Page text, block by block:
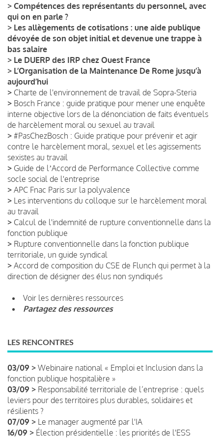
> Compétences des représentants du personnel, avec
qui on en parle ?
> Les allègements de cotisations : une aide publique
dévoyée de son objet initial et devenue une trappe à
bas salaire
> Le DUERP des IRP chez Ouest France
> L’Organisation de la Maintenance De Rome jusqu’à
aujourd’hui
> Charte de l'environnement de travail de Sopra-Steria
> Bosch France : guide pratique pour mener une enquête
interne objective lors de la dénonciation de faits éventuels
de harcèlement moral ou sexuel au travail
> #PasChezBosch : Guide pratique pour prévenir et agir
contre le harcèlement moral, sexuel et les agissements
sexistes au travail
> Guide de lʼAccord de Performance Collective comme
socle social de l'entreprise
> APC Fnac Paris sur la polyvalence
> Les interventions du colloque sur le harcèlement moral
au travail
> Calcul de l'indemnité de rupture conventionnelle dans la
fonction publique
> Rupture conventionnelle dans la fonction publique
territoriale, un guide syndical
> Accord de composition du CSE de Flunch qui permet à la
direction de désigner des élus non syndiqués
Voir les dernières ressources
Partagez des ressources
LES RENCONTRES
03/09 > Webinaire national « Emploi et Inclusion dans la
fonction publique hospitalière »
03/09 > Responsabilité territoriale de l’entreprise : quels
leviers pour des territoires plus durables, solidaires et
résilients ?
07/09 > Le manager augmenté par l'IA
16/09 > Élection présidentielle : les priorités de l'ESS